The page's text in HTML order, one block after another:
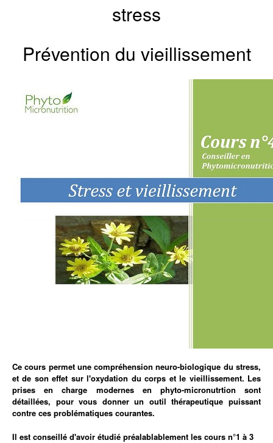
stress
Prévention du vieillissement
Ce cours permet une compréhension neuro-biologique du stress,
et de son effet sur l'oxydation du corps et le vieillissement. Les
prises en charge modernes en phyto-micronutrtion sont
détaillées, pour vous donner un outil thérapeutique puissant
contre ces problématiques courantes.
Il est conseillé d'avoir étudié préalablablement les cours n°1 à 3